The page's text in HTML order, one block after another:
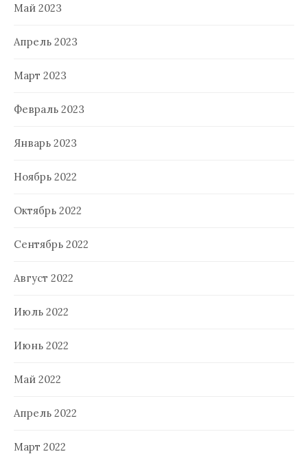
Май 2023
Апрель 2023
Март 2023
Февраль 2023
Январь 2023
Ноябрь 2022
Октябрь 2022
Сентябрь 2022
Август 2022
Июль 2022
Июнь 2022
Май 2022
Апрель 2022
Март 2022